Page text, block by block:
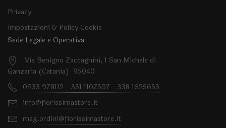
Privacy
Impostazioni & Policy Cookie
Sede Legale e Operativa
Via Benigno Zaccagnini, 1 San Michele di
Ganzaria (Catania) 95040
0933 978112 - 331 1107307 - 338 1625653
info@fiorissimastore.it
mag.ordini@fiorissimastore.it